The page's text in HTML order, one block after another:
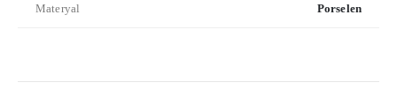
Materyal Porselen